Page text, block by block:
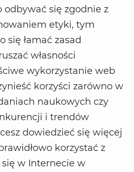
się zgodnie z
etyki, tym
się łamać zasad
własności
wykorzystanie web
korzyści zarówno w
naukowych czy
i trendów
dowiedzieć się więcej
korzystać z
w Internecie w